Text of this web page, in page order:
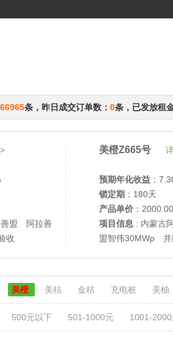
条，昨日成交订单数： 0条，已发放租
善盟 阿拉善
收
美橙Z665号
预期年化收益 ：
锁定期 ：180天
产品单价 ：
项目信息 : 内蒙古
盟智伟30MWp 并
美橙 美桔 金桔 充电桩 美柚
500元以下 501-1000元 1001-